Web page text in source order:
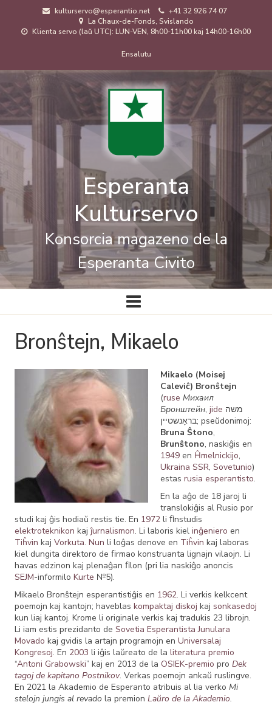
kulturservo@esperantio.net
+41 32 926 74 07
La Chaux-de-Fonds, Svislando
Klienta servo (laŭ UTC): LUN-VEN, 8h00-11h00 kaj 14h00-16h00
de
uzanto
Ensalutu
Esperanta
Kulturservo
Konsorcia magazeno de la
Esperanta Civito
Ĉefa
navigado
Bronŝtejn, Mikaelo
Mikaelo (Moisej
Caleviĉ) Bronŝtejn
(ruse Михаил
Бронштейн, jide
בראָנשטיין; pseŭdonimoj:
Bruna Ŝtono,
Brunŝtono, naskiĝis en
1949en Ĥmelnickijo,
Ukraina SSR, Sovetunio)
estas rusia esperantisto.
En la aĝo de 18 jaroj li
translokiĝis al Rusio por
studi kaj ĝis hodiaŭ restis tie. En 1972li ﬁnstudis
elektroteknikon kaj ĵurnalismon. Li laboris kiel inĝeniero en
Tiĥvin kaj Vorkuta. Nun li loĝas denove en Tiĥvin kaj laboras
kiel dungita direktoro de ﬁrmao konstruanta lignajn vilaojn. Li
havas edzinon kaj plenaĝan ﬁlon (pri lia naskiĝo anoncis
SEJM-informilo Kurte №5).
Mikaelo Bronŝtejn esperantistiĝis en 1962. Li verkis kelkcent
poemojn kaj kantojn; haveblas kompaktaj diskoj kaj sonkasedoj
kun liaj kantoj. Krome li originale verkis kaj tradukis 23 librojn.
Li iam estis prezidanto de Sovetia Esperantista Junulara
Movado kaj gvidis la artajn programojn en Universalaj
Kongresoj. En 2003 li iĝis laŭreato de la literatura premio
“Antoni Grabowski” kaj en 2013 de la OSIEK-premio pro Dek
tagoj de kapitano Postnikov. Verkas poemojn ankaŭ ruslingve.
En 2021 la Akademio de Esperanto atribuis al lia verko Mi
stelojn jungis al revado la premion Laŭro de la Akademio.